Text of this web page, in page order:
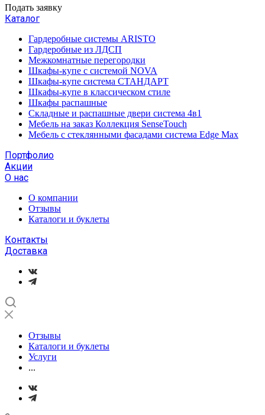
Подать заявку
Каталог
Гардеробные системы ARISTO
Гардеробные из ЛДСП
Межкомнатные перегородки
Шкафы-купе с системой NOVA
Шкафы-купе система СТАНДАРТ
Шкафы-купе в классическом стиле
Шкафы распашные
Складные и распашные двери система 4в1
Мебель на заказ Коллекция SenseTouch
Мебель с стеклянными фасадами система Edge Max
Портфолио
Акции
О нас
О компании
Отзывы
Каталоги и буклеты
Контакты
Доставка
Отзывы
Каталоги и буклеты
Услуги
...